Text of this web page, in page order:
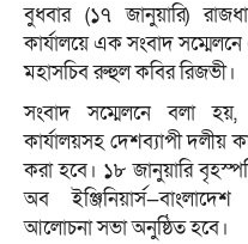
বুধবার (১৭ জানুয়ারি)
কার্যালয়ে এক সংবাদ
মহাসচিব রুহুল কবির রিজভী।
সংবাদ সম্মেলনে বলা হয়,
কার্যালয়সহ দেশব্যাপী দলীয়
করা হবে। ১৮ জানুয়ারি
অব
আলোচনা সভা অনুষ্ঠিত হবে।